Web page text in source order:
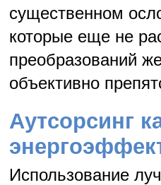
существенном
которые еще не
преобразований
объективно
Аутсорсинг
Использование